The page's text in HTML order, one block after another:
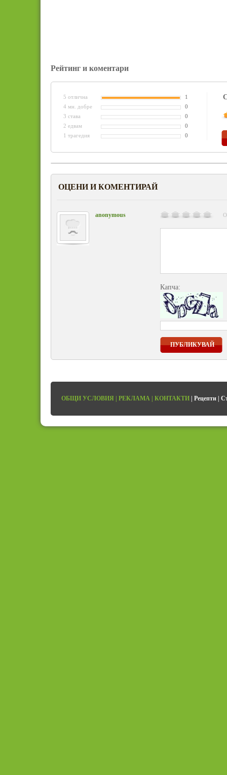
Рейтинг и коментари
5 отлична
1
4 мн. добре
0
3 става
0
2 едвам
0
1 трагедия
0
ОЦЕНИ И КОМЕНТИРАЙ
anonymous
Капча:
ПУБЛИКУВАЙ
ОБЩИ УСЛОВИЯ | РЕКЛАМА | КОНТАКТИ | Рецепти |